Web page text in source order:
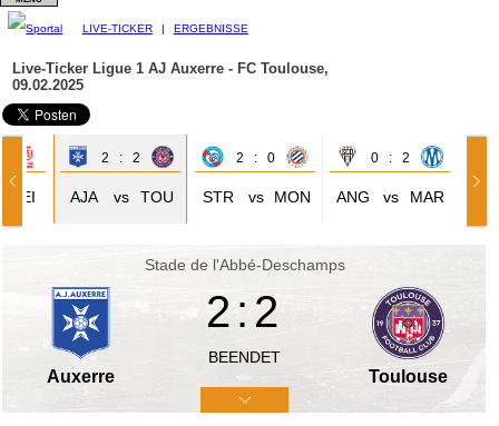
LIVE-TICKER | ERGEBNISSE
Live-Ticker Ligue 1 AJ Auxerre - FC Toulouse,
09.02.2025
REI
2 : 2
AJA vs TOU
2 : 0
STR vs MON
0 : 2
ANG vs MAR
Stade de l'Abbé-Deschamps
Auxerre
2:2
BEENDET
Toulouse